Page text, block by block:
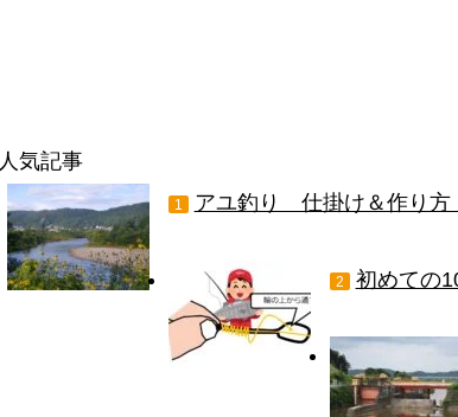
気記事
1 アユ釣り 仕掛け＆作り方
2 初めての